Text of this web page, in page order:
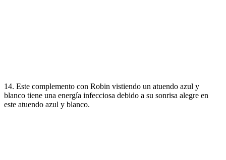
14. Este complemento con Robin vistiendo un atuendo azul y
blanco tiene una energía infecciosa debido a su sonrisa alegre en
este atuendo azul y blanco.